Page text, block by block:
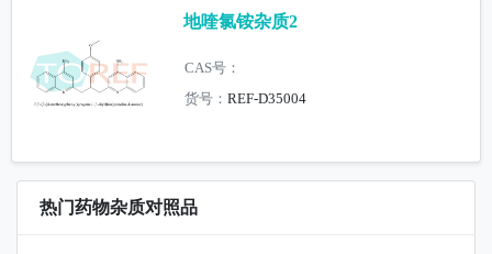
地喹氯铵杂质2
CAS号：
货号：REF-D35004
热门药物杂质对照品